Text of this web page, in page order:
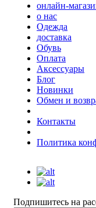
онлайн-
о нас
Одежда
доставка
Обувь
Оплата
Аксессуары
Блог
Новинки
Обмен и
Контакты
Политика
Подпишитесь на